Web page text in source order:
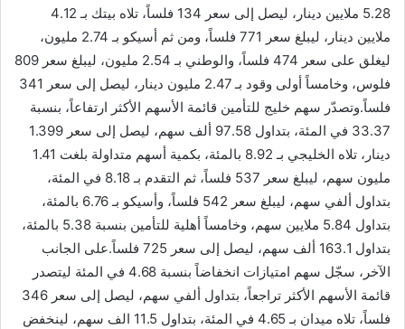
5.28 ملايين دينار، ليصل إلى سعر 134 فلساً، تلاه بيتك بـ 4.12
ملايين دينار، ليبلغ سعر 771 فلساً، ومن ثم أسيكو بـ 2.74 مليون،
ليغلق على سعر 474 فلساً، والوطني بـ 2.54 مليون، ليبلغ سعر 809
فلوس، وخامساً أولى وقود بـ 2.47 مليون دينار، ليصل إلى سعر 341
فلساً.وتصدّر سهم خليج للتأمين قائمة الأسهم الأكثر ارتفاعاً، بنسبة
33.37 في المئة، بتداول 97.58 ألف سهم، ليصل إلى سعر 1.399
دينار، تلاه الخليجي بـ 8.92 بالمئة، بكمية أسهم متداولة بلغت 1.41
مليون سهم، ليبلغ سعر 537 فلساً، ثم التقدم بـ 8.18 في المئة،
بتداول ألفي سهم، ليبلغ سعر 542 فلساً، وأسيكو بـ 6.76 بالمئة،
بتداول 5.84 ملايين سهم، وخامساً أهلية للتأمين بنسبة 5.38 بالمئة،
بتداول 163.1 ألف سهم، ليصل إلى سعر 725 فلساً.على الجانب
الآخر، سجّل سهم امتيازات انخفاضاً بنسبة 4.68 في المئة ليتصدر
قائمة الأسهم الأكثر تراجعاً، بتداول ألفي سهم، ليصل إلى سعر 346
فلساً، تلاه ميدان بـ 4.65 في المئة، بتداول 11.5 الف سهم، لينخفض